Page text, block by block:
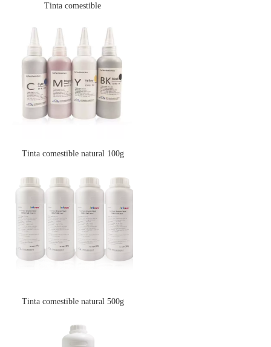
Tinta comestible
Tinta comestible natural 100g
Tinta comestible natural 500g